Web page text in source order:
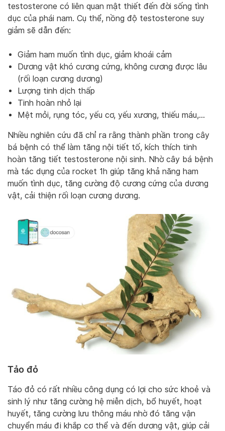
testosterone có liên quan mật thiết đến đời sống tình
dục của phái nam. Cụ thể, nồng độ testosterone suy
giảm sẽ dẫn đến:
Giảm ham muốn tình dục, giảm khoái cảm
Dương vật khó cương cứng, không cương được lâu
(rối loạn cương dương)
Lượng tinh dịch thấp
Tinh hoàn nhỏ lại
Mệt mỏi, rụng tóc, yếu cơ, yếu xương, thiếu máu,…
Nhiều nghiên cứu đã chỉ ra rằng thành phần trong cây
bá bệnh có thể làm tăng nội tiết tố, kích thích tinh
hoàn tăng tiết testosterone nội sinh. Nhờ cây bá bệnh
mà tác dụng của rocket 1h giúp tăng khả năng ham
muốn tình dục, tăng cường độ cương cứng của dương
vật, cải thiện rối loạn cương dương.
Tảo đỏ
Táo đỏ có rất nhiều công dụng có lợi cho sức khoẻ và
sinh lý như tăng cường hệ miễn dịch, bổ huyết, hoạt
huyết, tăng cường lưu thông máu nhờ đó tăng vận
chuyển máu đi khắp cơ thể và đến dương vật, giúp cải